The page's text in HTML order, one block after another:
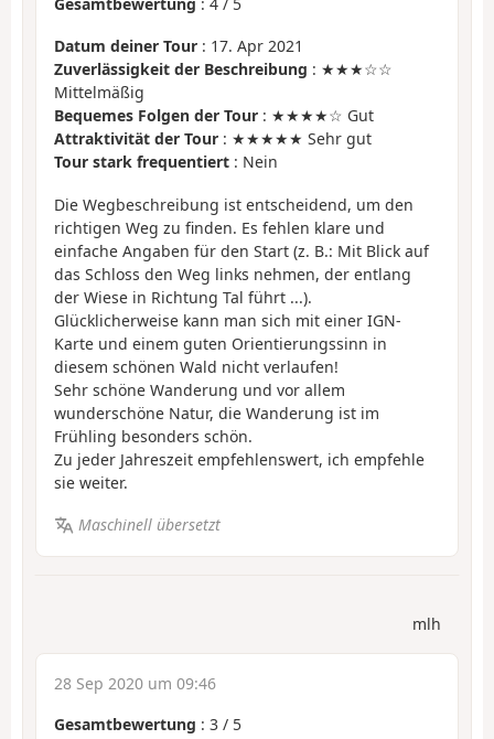
Datum deiner Tour : 17. Apr 2021
Zuverlässigkeit der Beschreibung : ★★★☆☆
Mittelmäßig
Bequemes Folgen der Tour : ★★★★☆ Gut
Attraktivität der Tour : ★★★★★ Sehr gut
Tour stark frequentiert : Nein
Die Wegbeschreibung ist entscheidend, um den
richtigen Weg zu finden. Es fehlen klare und
einfache Angaben für den Start (z. B.: Mit Blick auf
das Schloss den Weg links nehmen, der entlang
der Wiese in Richtung Tal führt ...).
Glücklicherweise kann man sich mit einer IGN-
Karte und einem guten Orientierungssinn in
diesem schönen Wald nicht verlaufen!
Sehr schöne Wanderung und vor allem
wunderschöne Natur, die Wanderung ist im
Frühling besonders schön.
Zu jeder Jahreszeit empfehlenswert, ich empfehle
sie weiter.
Maschinell übersetzt
mlh
28 Sep 2020 um 09:46
Gesamtbewertung : 3 / 5